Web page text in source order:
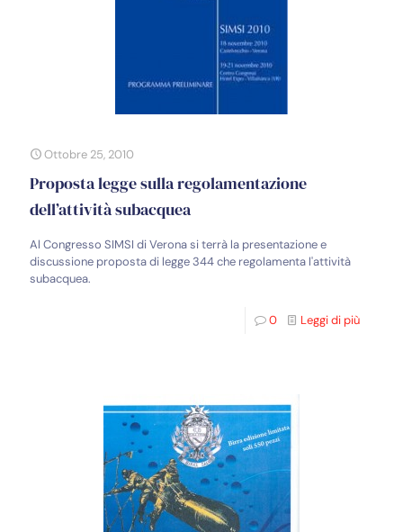
Ottobre 25, 2010
Proposta legge sulla regolamentazione
dell’attività subacquea
Al Congresso SIMSI di Verona si terrà la presentazione e
discussione proposta di legge 344 che regolamenta l'attività
subacquea.
0 Leggi di più